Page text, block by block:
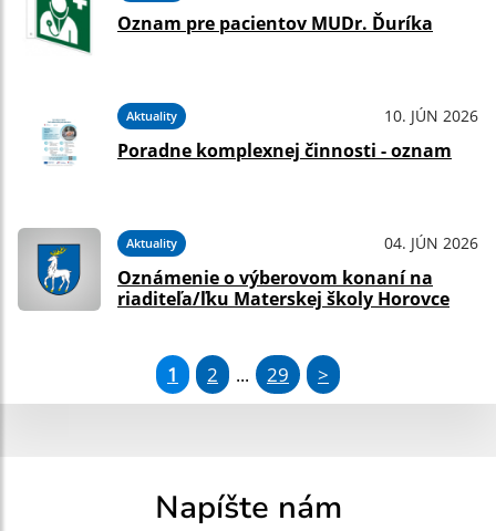
Oznam pre pacientov MUDr. Ďuríka
Aktuality 10. JÚN 2026
Poradne komplexnej činnosti - oznam
Aktuality 04. JÚN 2026
Oznámenie o výberovom konaní na
riaditeľa/ľku Materskej školy Horovce
1 2 ... 29 >
Napíšte nám